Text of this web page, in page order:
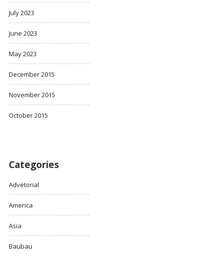
July 2023
June 2023
May 2023
December 2015
November 2015
October 2015
Categories
Advetorial
America
Asia
Baubau